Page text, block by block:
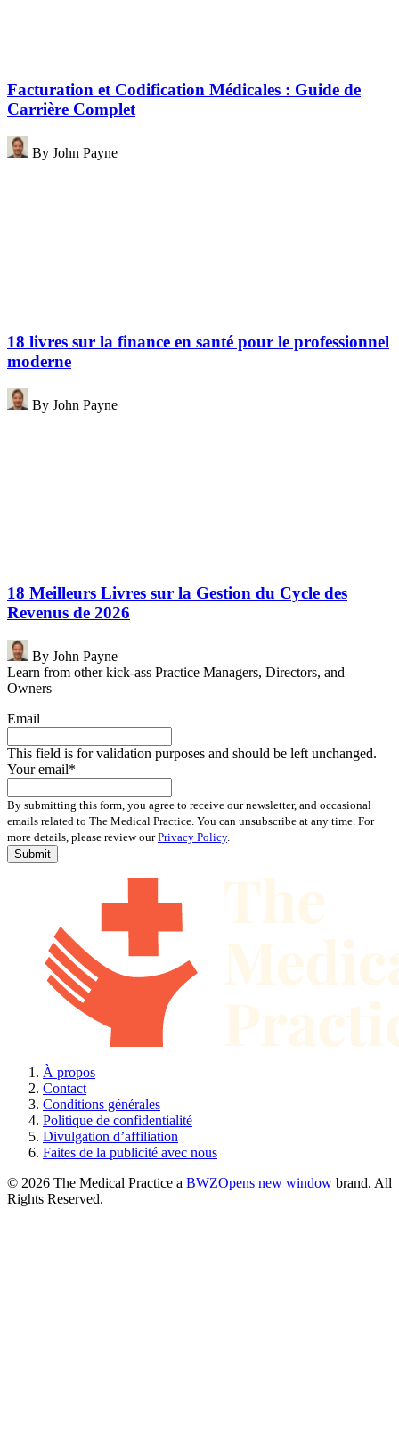
Facturation et Codification Médicales : Guide de
Carrière Complet
By John Payne
18 livres sur la finance en santé pour le professionnel
moderne
By John Payne
18 Meilleurs Livres sur la Gestion du Cycle des
Revenus de 2026
By John Payne
Learn from other kick-ass Practice Managers, Directors, and
Owners
Email
This field is for validation purposes and should be left unchanged.
Your email*
By submitting this form, you agree to receive our newsletter, and occasional
emails related to The Medical Practice. You can unsubscribe at any time. For
more details, please review ourPrivacy Policy.
À propos
Contact
Conditions générales
Politique de confidentialité
Divulgation d’affiliation
Faites de la publicité avec nous
© 2026 The Medical Practice a BWZOpens new window brand. All
Rights Reserved.